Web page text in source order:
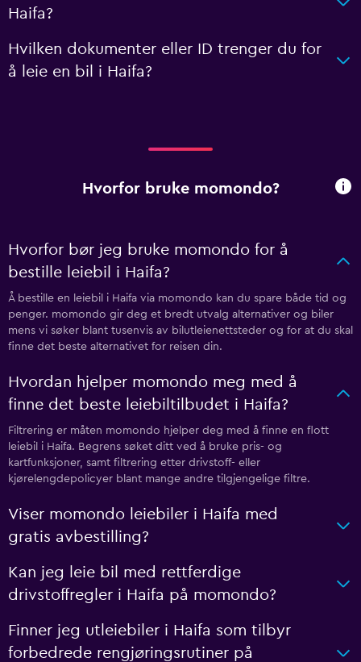
Haifa?
Hvilken dokumenter eller ID trenger du for
å leie en bil i Haifa?
Hvorfor bruke momondo?
Hvorfor bør jeg bruke momondo for å
bestille leiebil i Haifa?
Å bestille en leiebil i Haifa via momondo kan du spare både tid og
penger. momondo gir deg et bredt utvalg alternativer og biler
mens vi søker blant tusenvis av bilutleienettsteder og for at du skal
finne det beste alternativet for reisen din.
Hvordan hjelper momondo meg med å
finne det beste leiebiltilbudet i Haifa?
Filtrering er måten momondo hjelper deg med å finne en flott
leiebil i Haifa. Begrens søket ditt ved å bruke pris- og
kartfunksjoner, samt filtrering etter drivstoff- eller
kjørelengdepolicyer blant mange andre tilgjengelige filtre.
Viser momondo leiebiler i Haifa med
gratis avbestilling?
Kan jeg leie bil med rettferdige
drivstoffregler i Haifa på momondo?
Finner jeg utleiebiler i Haifa som tilbyr
forbedrede rengjøringsrutiner på